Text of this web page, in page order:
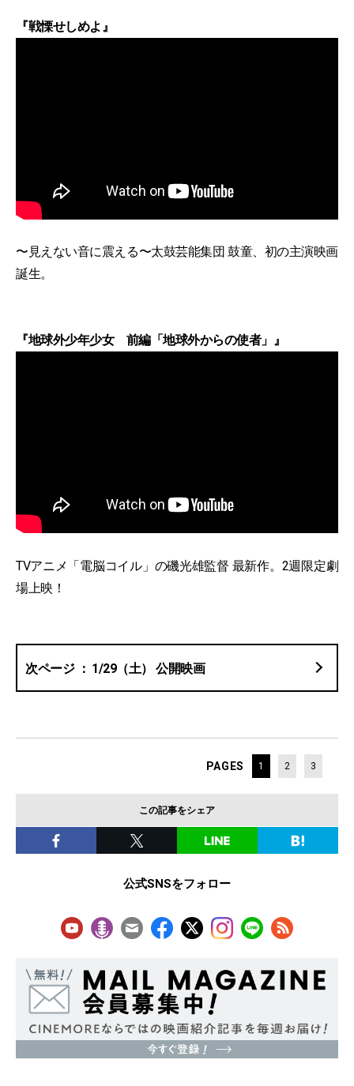
『戦慄せしめよ』
〜見えない音に震える〜太鼓芸能集団 鼓童、初の主演映画
誕生。
『地球外少年少女 前編「地球外からの使者」』
TVアニメ「電脳コイル」の磯光雄監督 最新作。2週限定劇
場上映！
1/29（土） 公開映画
PAGES 1 2 3
この記事をシェア
公式SNSをフォロー